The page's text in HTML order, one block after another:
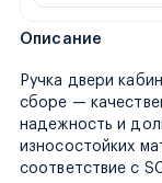
Описание
Ручка двери
сборе —
надежность и
износостойких
соответствие с